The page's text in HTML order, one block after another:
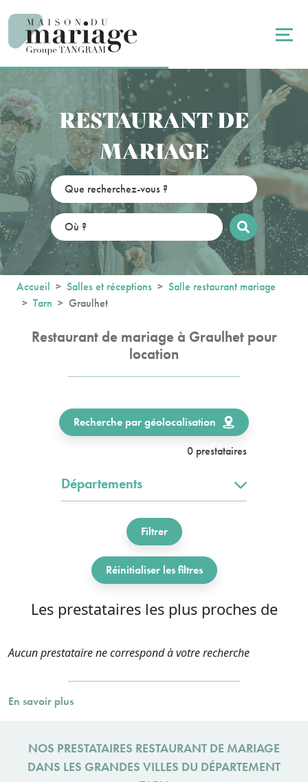
RESTAURANT DE
MARIAGE
Accueil Salles et réceptions
Salle restaurant mariage
Tarn
Graulhet
Restaurant de mariage à Graulhet pour
location
Recherche par géolocalisation
0 prestataires
Départements
Filtrer
Réinitialiser les filtres
Les prestataires les plus proches de
Aucun prestataire ne correspond à votre recherche
En savoir plus
NOS PRESTATAIRES RESTAURANT DE MARIAGE
DANS LES GRANDES VILLES DU DÉPARTEMENT